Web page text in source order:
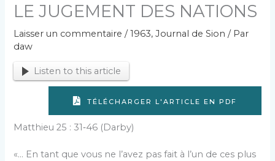
LE JUGEMENT DES NATIONS
Laisser un commentaire /1963,Journal de Sion / Par
daw
Listen to this article
TÉLÉCHARGER L'ARTICLE EN PDF
Matthieu 25 : 31‑46 (Darby)
«… En tant que vous ne l’avez pas fait à l’un de ces plus